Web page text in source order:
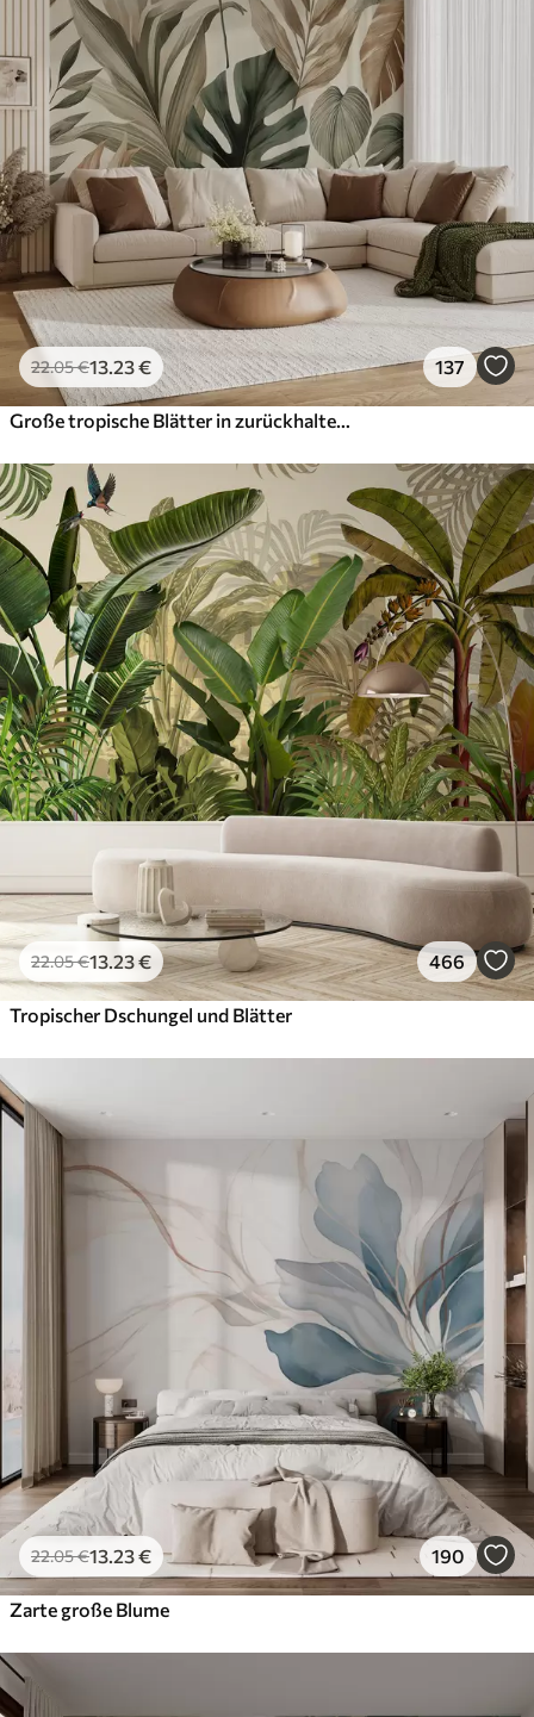
22.05€13 .23€ 137
22.05€13 .23€ 466
Tropischer Dschungel und Blätter
22.05€13 .23€ 190
Zarte große Blume